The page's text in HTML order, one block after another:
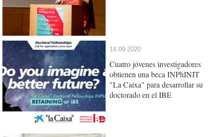
14.09.2020
Cuatro jóvenes investigadores
obtienen una beca INPhINIT
"La Caixa" para desarrollar su
doctorado en el IBE